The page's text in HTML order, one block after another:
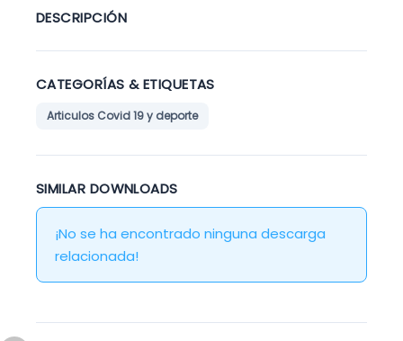
DESCRIPCIÓN
CATEGORÍAS & ETIQUETAS
Articulos Covid 19 y deporte
SIMILAR DOWNLOADS
¡No se ha encontrado ninguna descarga
relacionada!